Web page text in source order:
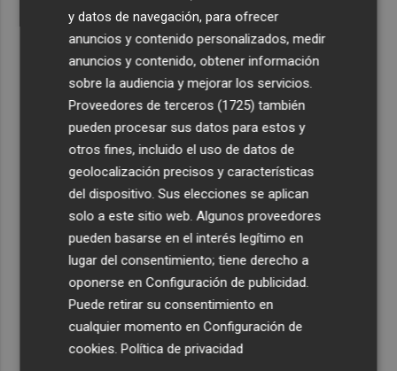
y datos de navegación, para ofrecer
anuncios y contenido personalizados, medir
anuncios y contenido, obtener información
sobre la audiencia y mejorar los servicios.
Proveedores de terceros (1725) también
pueden procesar sus datos para estos y
otros fines, incluido el uso de datos de
geolocalización precisos y características
del dispositivo. Sus elecciones se aplican
solo a este sitio web. Algunos proveedores
pueden basarse en el interés legítimo en
lugar del consentimiento; tiene derecho a
oponerse enConfiguración de publicidad
Puede retirar su consentimiento en
cualquier momento enConfiguración de
cookies .Política de privacidad